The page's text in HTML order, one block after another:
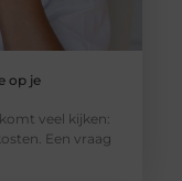
op je
veel kijken:
Een vraag